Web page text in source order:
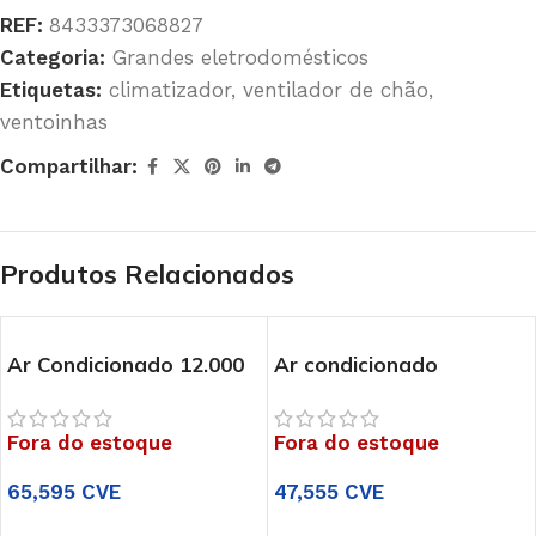
REF: 8433373068827
Categoria: Grandes eletrodomésticos
Etiquetas: climatizador, ventilador de chão,
ventoinhas
Compartilhar:
Produtos Relacionados
Ar Condicionado 12.000
PACF212CO W
Fora do estoque
65,595 CVE
Ar condicionado
E50000030
Fora do estoque
47,555 CVE